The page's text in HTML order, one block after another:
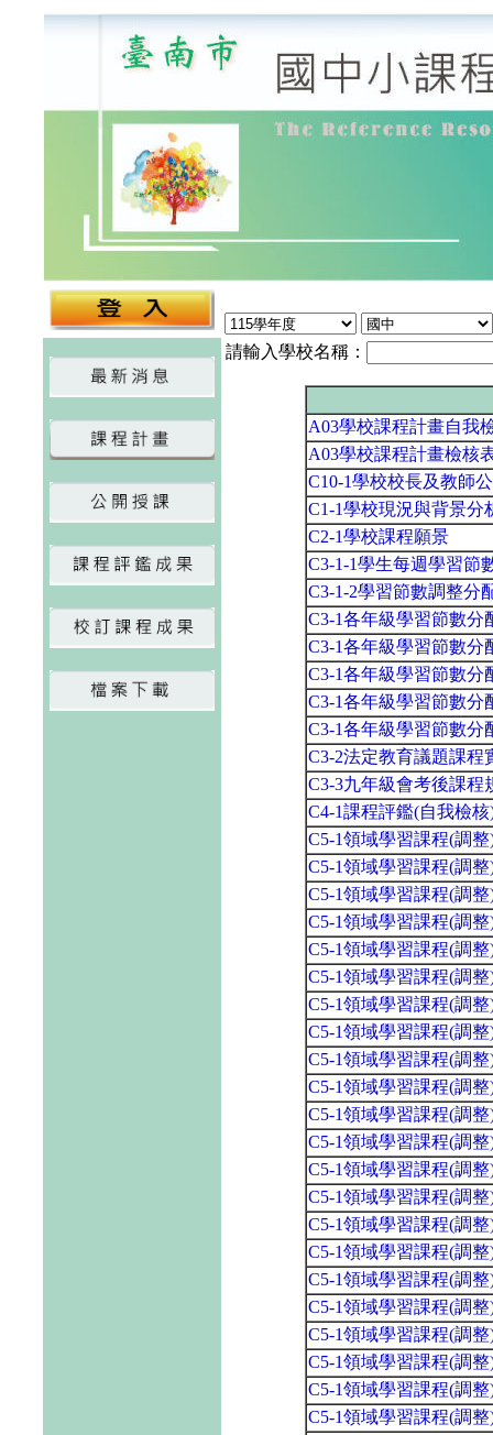
請輸入學校名稱：
A03學校課程計畫自我
A03學校課程計畫檢核
C10-1學校校長及教師
C1-1學校現況與背景分
C2-1學校課程願景
C3-1-1學生每週學習節
C3-1-2學習節數調整分
C3-1各年級學習節數分
C3-1各年級學習節數分
C3-1各年級學習節數分
C3-1各年級學習節數分
C3-1各年級學習節數分
C3-2法定教育議題課程
C3-3九年級會考後課程
C4-1課程評鑑(自我檢
C5-1領域學習課程(調
C5-1領域學習課程(調
C5-1領域學習課程(調
C5-1領域學習課程(調
C5-1領域學習課程(調
C5-1領域學習課程(調
C5-1領域學習課程(調
C5-1領域學習課程(調
C5-1領域學習課程(調
C5-1領域學習課程(調
C5-1領域學習課程(調
C5-1領域學習課程(調
C5-1領域學習課程(調
C5-1領域學習課程(調
C5-1領域學習課程(調
C5-1領域學習課程(調
C5-1領域學習課程(調
C5-1領域學習課程(調
C5-1領域學習課程(調
C5-1領域學習課程(調
C5-1領域學習課程(調
C5-1領域學習課程(調